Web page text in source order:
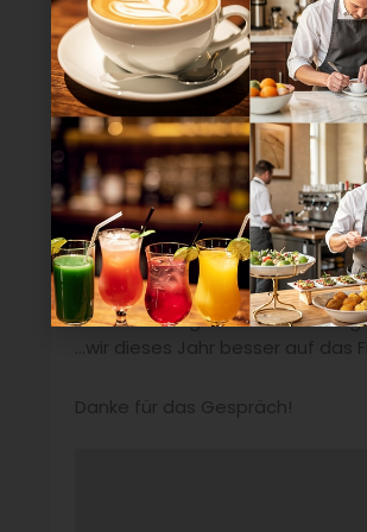
Man sollte versuchen, so
machen einem sonst einen
Wie bereitest du dich auf das
Wir kochen bei der Arbeit immer
werden, was wir machen. Und
Wovor hast du innerhalb des
Sowohl vor der Jury als auch vor
Vervollständige den
…wir dieses Jahr besser auf das
Danke für das Gespräch!